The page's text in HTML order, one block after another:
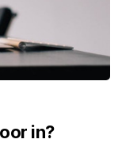
in?